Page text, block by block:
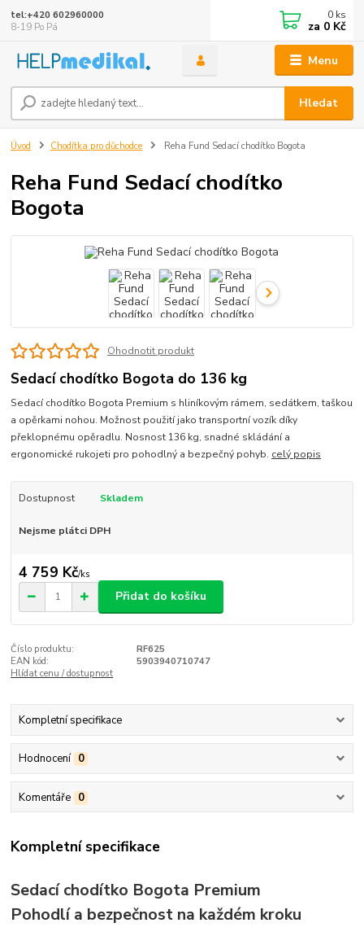
Menu
Hledat
tel:+420 602960000
8-19 Po Pá
0 ks
za 0 Kč
Úvod Chodítka pro důchodce Reha Fund Sedací chodítko Bogota
Reha Fund Sedací chodítko
Bogota
Ohodnotit produkt
Sedací chodítko Bogota do 136 kg
Sedací chodítko Bogota Premium s hliníkovým rámem, sedátkem, taškou
a opěrkami nohou. Možnost použití jako transportní vozík díky
překlopnému opěradlu. Nosnost 136 kg, snadné skládání a
ergonomické rukojeti pro pohodlný a bezpečný pohyb. celý popis
Dostupnost Skladem
Nejsme plátci DPH
4 759 Kč/ks
Přidat do košíku
Číslo produktu:
RF625
EAN kód:
5903940710747
Hlídat cenu / dostupnost
Kompletní specifikace
Hodnocení 0
Komentáře 0
Kompletní specifikace
Sedací chodítko Bogota Premium
Pohodlí a bezpečnost na každém kroku